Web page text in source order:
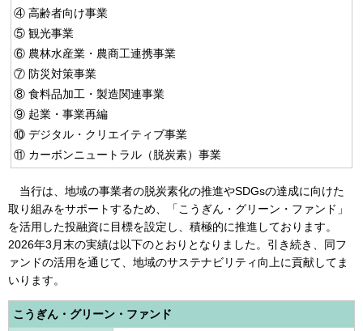
④ 高齢者向け事業
⑤ 観光事業
⑥ 農林水産業・農商工連携事業
⑦ 防災対策事業
⑧ 食料品加工・製造関連事業
⑨ 起業・事業再編
⑩ デジタル・クリエイティブ事業
⑪ カーボンニュートラル（脱炭素）事業
当行は、地域の事業者の脱炭素化の推進やSDGsの達成に向けた
取り組みをサポートするため、「こうぎん・グリーン・ファンド」
を活用した投融資に目標を設定し、積極的に推進しております。
2026年3月末の実績は以下のとおりとなりました。引き続き、同フ
ァンドの活用を通じて、地域のサステナビリティ向上に貢献してま
いります。
こうぎん・グリーン・ファンド